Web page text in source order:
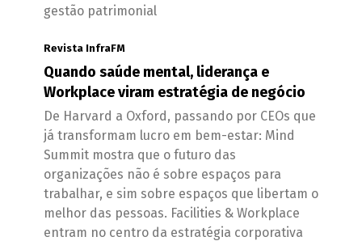
gestão patrimonial
Revista InfraFM
Quando saúde mental, liderança e
Workplace viram estratégia de negócio
De Harvard a Oxford, passando por CEOs que
já transformam lucro em bem-estar: Mind
Summit mostra que o futuro das
organizações não é sobre espaços para
trabalhar, e sim sobre espaços que libertam o
melhor das pessoas. Facilities & Workplace
entram no centro da estratégia corporativa